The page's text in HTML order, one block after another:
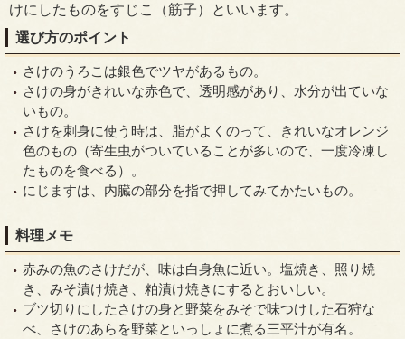
けにしたものをすじこ（筋子）といいます。
選び方のポイント
さけのうろこは銀色でツヤがあるもの。
さけの身がきれいな赤色で、透明感があり、水分が出ていな
いもの。
さけを刺身に使う時は、脂がよくのって、きれいなオレンジ
色のもの（寄生虫がついていることが多いので、一度冷凍し
たものを食べる）。
にじますは、内臓の部分を指で押してみてかたいもの。
料理メモ
赤みの魚のさけだが、味は白身魚に近い。塩焼き、照り焼
き、みそ漬け焼き、粕漬け焼きにするとおいしい。
ブツ切りにしたさけの身と野菜をみそで味つけした石狩な
べ、さけのあらを野菜といっしょに煮る三平汁が有名。